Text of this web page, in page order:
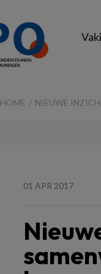
HOME NIEUWE
01 APR 2017